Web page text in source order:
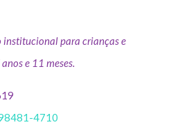
institucional para crianças e
e 11 meses.
4710